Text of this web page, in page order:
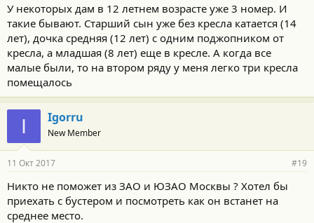
У некоторых дам в 12 летнем возрасте уже 3 номер. И
такие бывают. Старший сын уже без кресла катается (14
лет), дочка средняя (12 лет) с одним поджопником от
кресла, а младшая (8 лет) еще в кресле. А когда все
малые были, то на втором ряду у меня легко три кресла
помещалось
I Igorru
New Member
11 Окт 2017 #19
Никто не поможет из ЗАО и ЮЗАО Москвы ? Хотел бы
приехать с бустером и посмотреть как он встанет на
среднее место.